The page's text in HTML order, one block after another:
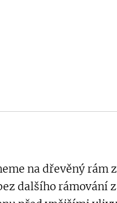
na dřevěný rám
dalšího rámování